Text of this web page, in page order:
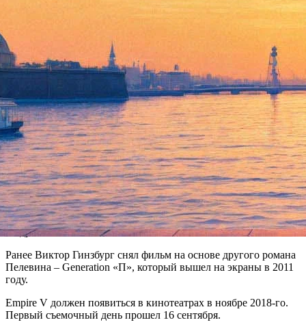
На официальном канале популярного рэп-исполнителя
Оксимирона появилось видео о его грядущих съемках в кино.
Режиссер Виктор Гинзбург представляет Мирона Федорова
(настоящее имя рэпера) в роли Митры в картине Empire V.
«Я долгое время искал главного злодея для своего нового
фильма и вот, наконец, я его нашел», – рассказывает он.
Интересно, что в тексте песни Оксимирона Darkside 2013 года
есть строчка о том, что ему снится глава «Ампира V».
По некоторым данным, в картине также снимутся Наталья
Андрейченко и Константин Богомолов.
Ранее Виктор Гинзбург снял фильм на основе другого романа
Пелевина – Generation «П», который вышел на экраны в 2011
году.
Empire V должен появиться в кинотеатрах в ноябре 2018-го.
Первый съемочный день прошел 16 сентября.